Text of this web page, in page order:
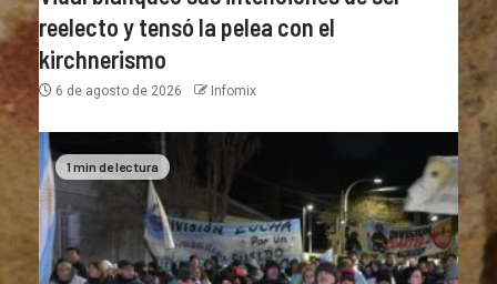
reelecto y tensó la pelea con el
kirchnerismo
6 de agosto de 2026 Infomix
1 min de lectura